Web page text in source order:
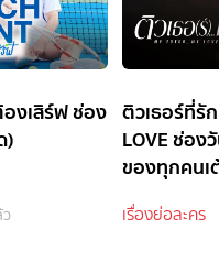
งเสิร์ฟ ช่อง
)
ติวเธอร์ที่รั
LOVE ช่อง
ของทุกคนเ
เรื่องย่อละคร